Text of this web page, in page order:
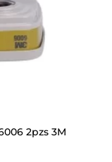
2pzs 3M